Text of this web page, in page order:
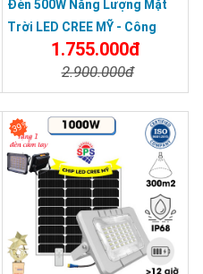
Đèn 500W Năng Lượng Mặt
Trời LED CREE MỸ - Công
Nghệ Mới - Bảo Hành 3 Năm
1.755.000đ
2.900.000đ
39%